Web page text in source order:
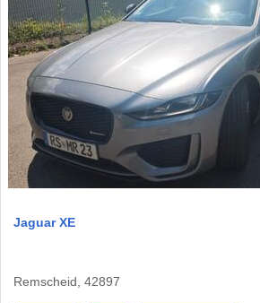
Jaguar XE
Remscheid, 42897